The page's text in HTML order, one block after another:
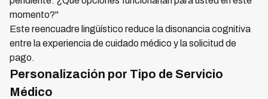
momento?"
Este reencuadre lingüístico reduce la disonancia cognitiva
entre la experiencia de cuidado médico y la solicitud de
pago.
Personalización por Tipo de Servicio
Médico